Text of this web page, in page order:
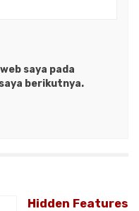
saya pada
berikutnya.
Hidden Features